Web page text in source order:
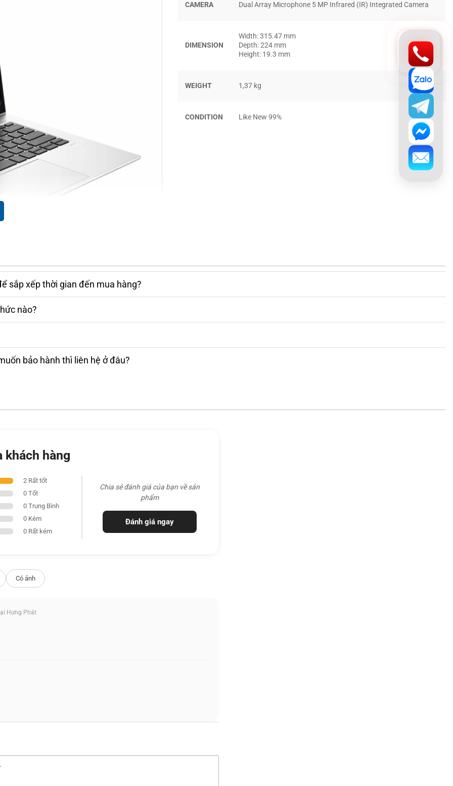
hệ thống bảo mật toàn diện gồm cảm biến
mặt và chip TPM 2.0 để mã hóa dữ liệu.
va đập và chịu đựng tốt trong các môi
chọn phù hợp cho người dùng chuyên
lâu dài.
việc văn phòng, trình duyệt web nhiều tab
họa. Đi kèm với đó là
CAMERA Dual Array Microphone 5 MP Infrared (IR) Integrated Camera
DIMENSION
Width: 315.47 mm
Depth: 224 mm
Height: 19.3 mm
WEIGHT 1,37 kg
CONDITION Like New 99%
sắp xếp thời gian đến mua hàng?
nào?
bảo hành thì liên hệ ở đâu?
khách hàng
2 Rất tốt
0 Tốt
0 Trung Bình
0 Kém
0 Rất kém
Chia sẻ đánh giá của bạn về sản
phẩm
Đánh giá ngay
Có ảnh
Hưng Phát